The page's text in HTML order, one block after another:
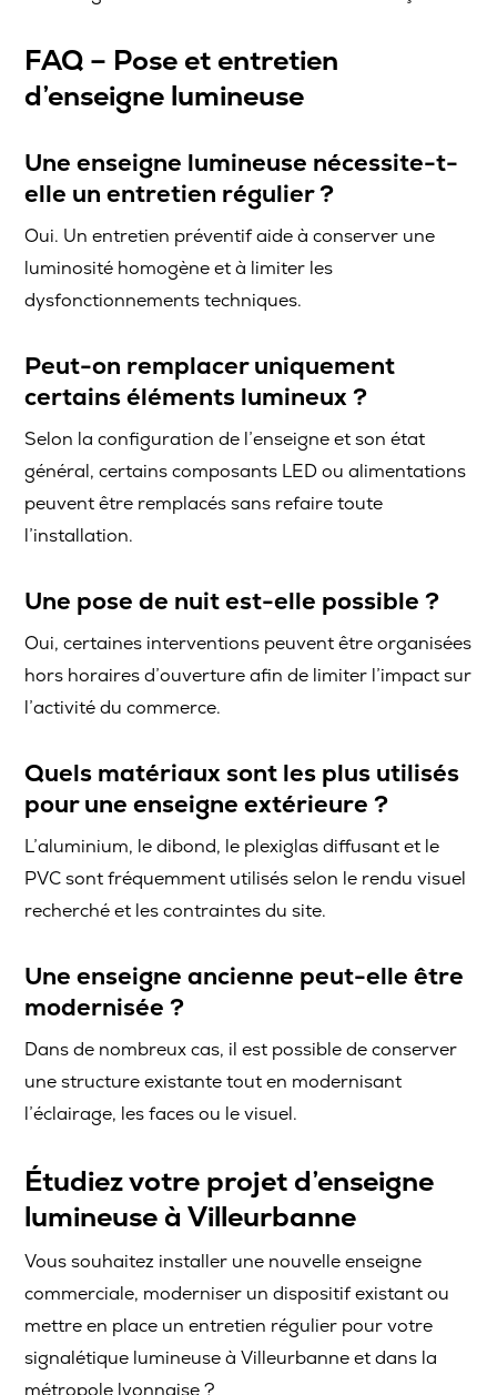
FAQ – Pose et entretien
d’enseigne lumineuse
Une enseigne lumineuse nécessite-t-
elle un entretien régulier ?
Oui. Un entretien préventif aide à conserver une
luminosité homogène et à limiter les
dysfonctionnements techniques.
Peut-on remplacer uniquement
certains éléments lumineux ?
Selon la configuration de l’enseigne et son état
général, certains composants LED ou alimentations
peuvent être remplacés sans refaire toute
l’installation.
Une pose de nuit est-elle possible ?
Oui, certaines interventions peuvent être organisées
hors horaires d’ouverture afin de limiter l’impact sur
l’activité du commerce.
Quels matériaux sont les plus utilisés
pour une enseigne extérieure ?
L’aluminium, le dibond, le plexiglas diffusant et le
PVC sont fréquemment utilisés selon le rendu visuel
recherché et les contraintes du site.
Une enseigne ancienne peut-elle être
modernisée ?
Dans de nombreux cas, il est possible de conserver
une structure existante tout en modernisant
l’éclairage, les faces ou le visuel.
Étudiez votre projet d’enseigne
lumineuse à Villeurbanne
Vous souhaitez installer une nouvelle enseigne
commerciale, moderniser un dispositif existant ou
mettre en place un entretien régulier pour votre
signalétique lumineuse à Villeurbanne et dans la
métropole lyonnaise ?